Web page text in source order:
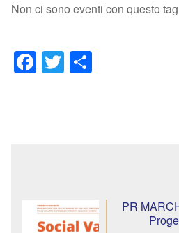
Non ci sono eventi con questo tag
Facebook
Twitter
PR